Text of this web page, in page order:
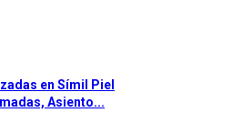
en Símil Piel
Asiento...